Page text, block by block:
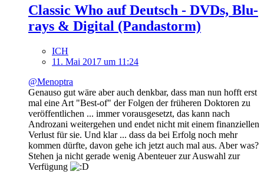
Classic Who auf Deutsch - DVDs, Blu-
rays & Digital (Pandastorm)
ICH
11. Mai 2017 um 11:24
@Menoptra
Genauso gut wäre aber auch denkbar, dass man nun hofft erst
mal eine Art "Best-of" der Folgen der früheren Doktoren zu
veröffentlichen ... immer vorausgesetzt, das kann nach
Androzani weitergehen und endet nicht mit einem finanziellen
Verlust für sie. Und klar ... dass da bei Erfolg noch mehr
kommen dürfte, davon gehe ich jetzt auch mal aus. Aber was?
Stehen ja nicht gerade wenig Abenteuer zur Auswahl zur
Verfügung